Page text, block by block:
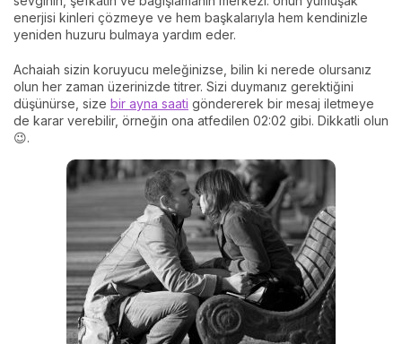
enerjisi kinleri çözmeye ve hem başkalarıyla hem kendinizle
yeniden huzuru bulmaya yardım eder.
Achaiah sizin koruyucu meleğinizse, bilin ki nerede olursanız
olun her zaman üzerinizde titrer. Sizi duymanız gerektiğini
düşünürse, size bir ayna saati göndererek bir mesaj iletmeye
de karar verebilir, örneğin ona atfedilen 02:02 gibi. Dikkatli olun
😉.